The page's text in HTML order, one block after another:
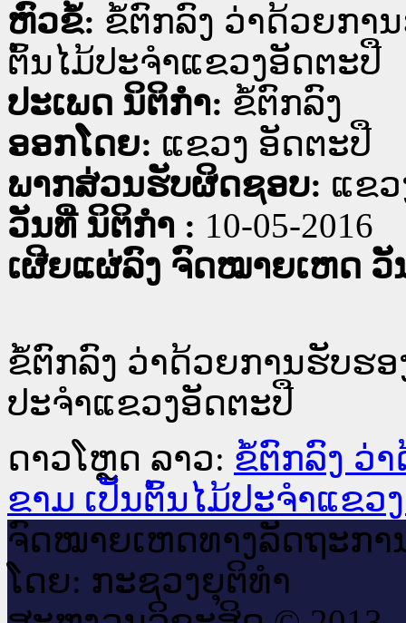
ຫົວຂໍ້: ຂໍ້ຕົກລົງ ວ່າດ້ວຍກາ
ຕົ້ນໄມ້ປະຈຳແຂວງອັດຕະປື
ປະເພດ ນິຕິກໍາ: ຂໍ້ຕົກລົງ
ອອກໂດຍ: ແຂວງ ອັດຕະປື
ພາກສ່ວນຮັບຜິດຊອບ: ແຂ
ວັນທີ່ ນິຕິກໍາ : 10-05-2016
ເຜີຍແຜ່ລົງ ຈົດໝາຍເຫດ ວັ
ຂໍ້ຕົກລົງ ວ່າດ້ວຍການຮັບຮ
ປະຈຳແຂວງອັດຕະປື
ດາວໂຫຼດ ລາວ: ຂໍ້ຕົກລົງ ວ່
ຂາມ ເປັນຕົ້ນໄມ້ປະຈຳແຂວ
ຈົດ​ໝາຍ​ເຫດ​ທາງ​ລັດ​ຖະ​ກາ
ໂດຍ: ກະ​ຊວງຍຸ​ຕິ​ທຳ